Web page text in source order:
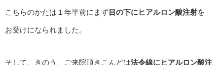
こちらのかたは１年半前にまず目の下にヒアルロン酸注射を
お受けになられました。
そして、きのう、ご来院頂きこんどは法令線にヒアルロン酸注